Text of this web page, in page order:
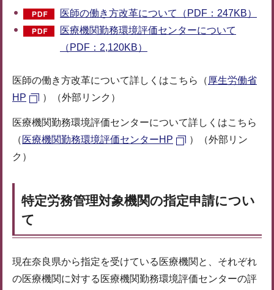
医師の働き方改革について（PDF：247KB）
医療機関勤務環境評価センターについて
（PDF：2,120KB）
医師の働き方改革について詳しくはこちら（ 厚生労働省
HP
）（外部リンク）
医療機関勤務環境評価センターについて詳しくはこちら
（ 医療機関勤務環境評価センターHP
）（外部リン
ク）
特定労務管理対象機関の指定申請につい
て
現在奈良県から指定を受けている医療機関と、それぞれ
の医療機関に対する医療機関勤務環境評価センターの評